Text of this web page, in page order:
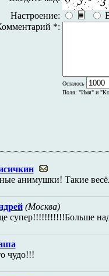
Настроение:
*:
Осталось
Поля: "Имя" и
анимушки! Такие
(Москва)
супер!!!!!!!!!!!Больше
чудо!!!